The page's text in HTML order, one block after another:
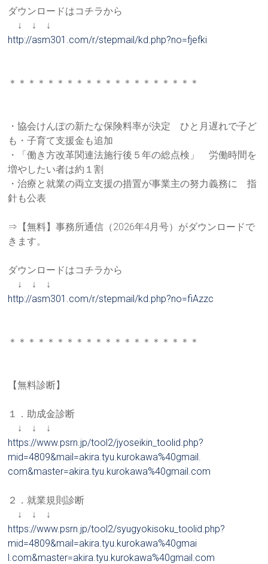
ダウンロードはコチラから
↓ ↓ ↓
http://asm301.com/r/stepmail/kd.php?no=fjefki
＊＊＊＊＊＊＊＊＊＊＊＊＊＊＊＊＊＊＊＊
・協会けんぽの新たな保険料率が決定 ひと月遅れで子ど
も・子育て支援金も追加
・「働き方改革関連法施行後５年の総点検」 労働時間を
増やしたい者は約１割
・治療と就業の両立支援の措置が事業主の努力義務に 指
針も公表
⇒【無料】事務所通信（2026年4月号）がダウンロードで
きます。
ダウンロードはコチラから
↓ ↓ ↓
http://asm301.com/r/stepmail/kd.php?no=fiAzzc
＊＊＊＊＊＊＊＊＊＊＊＊＊＊＊＊＊＊＊＊
【無料診断】
１．助成金診断
↓ ↓ ↓
https://www.psrn.jp/tool2/jyoseikin_toolid.php?
mid=4809&mail =akira.tyu.kurokawa%40gmail.
com&master=akira.tyu.kurokawa%40gmail.com
２．就業規則診断
↓ ↓ ↓
https://www.psrn.jp/tool2/syugyokisoku_toolid.php?
mid=4809&mail=akira.tyu.kurokawa%40gmai
l.com&master=akira.tyu.kurokawa%40gmail.com